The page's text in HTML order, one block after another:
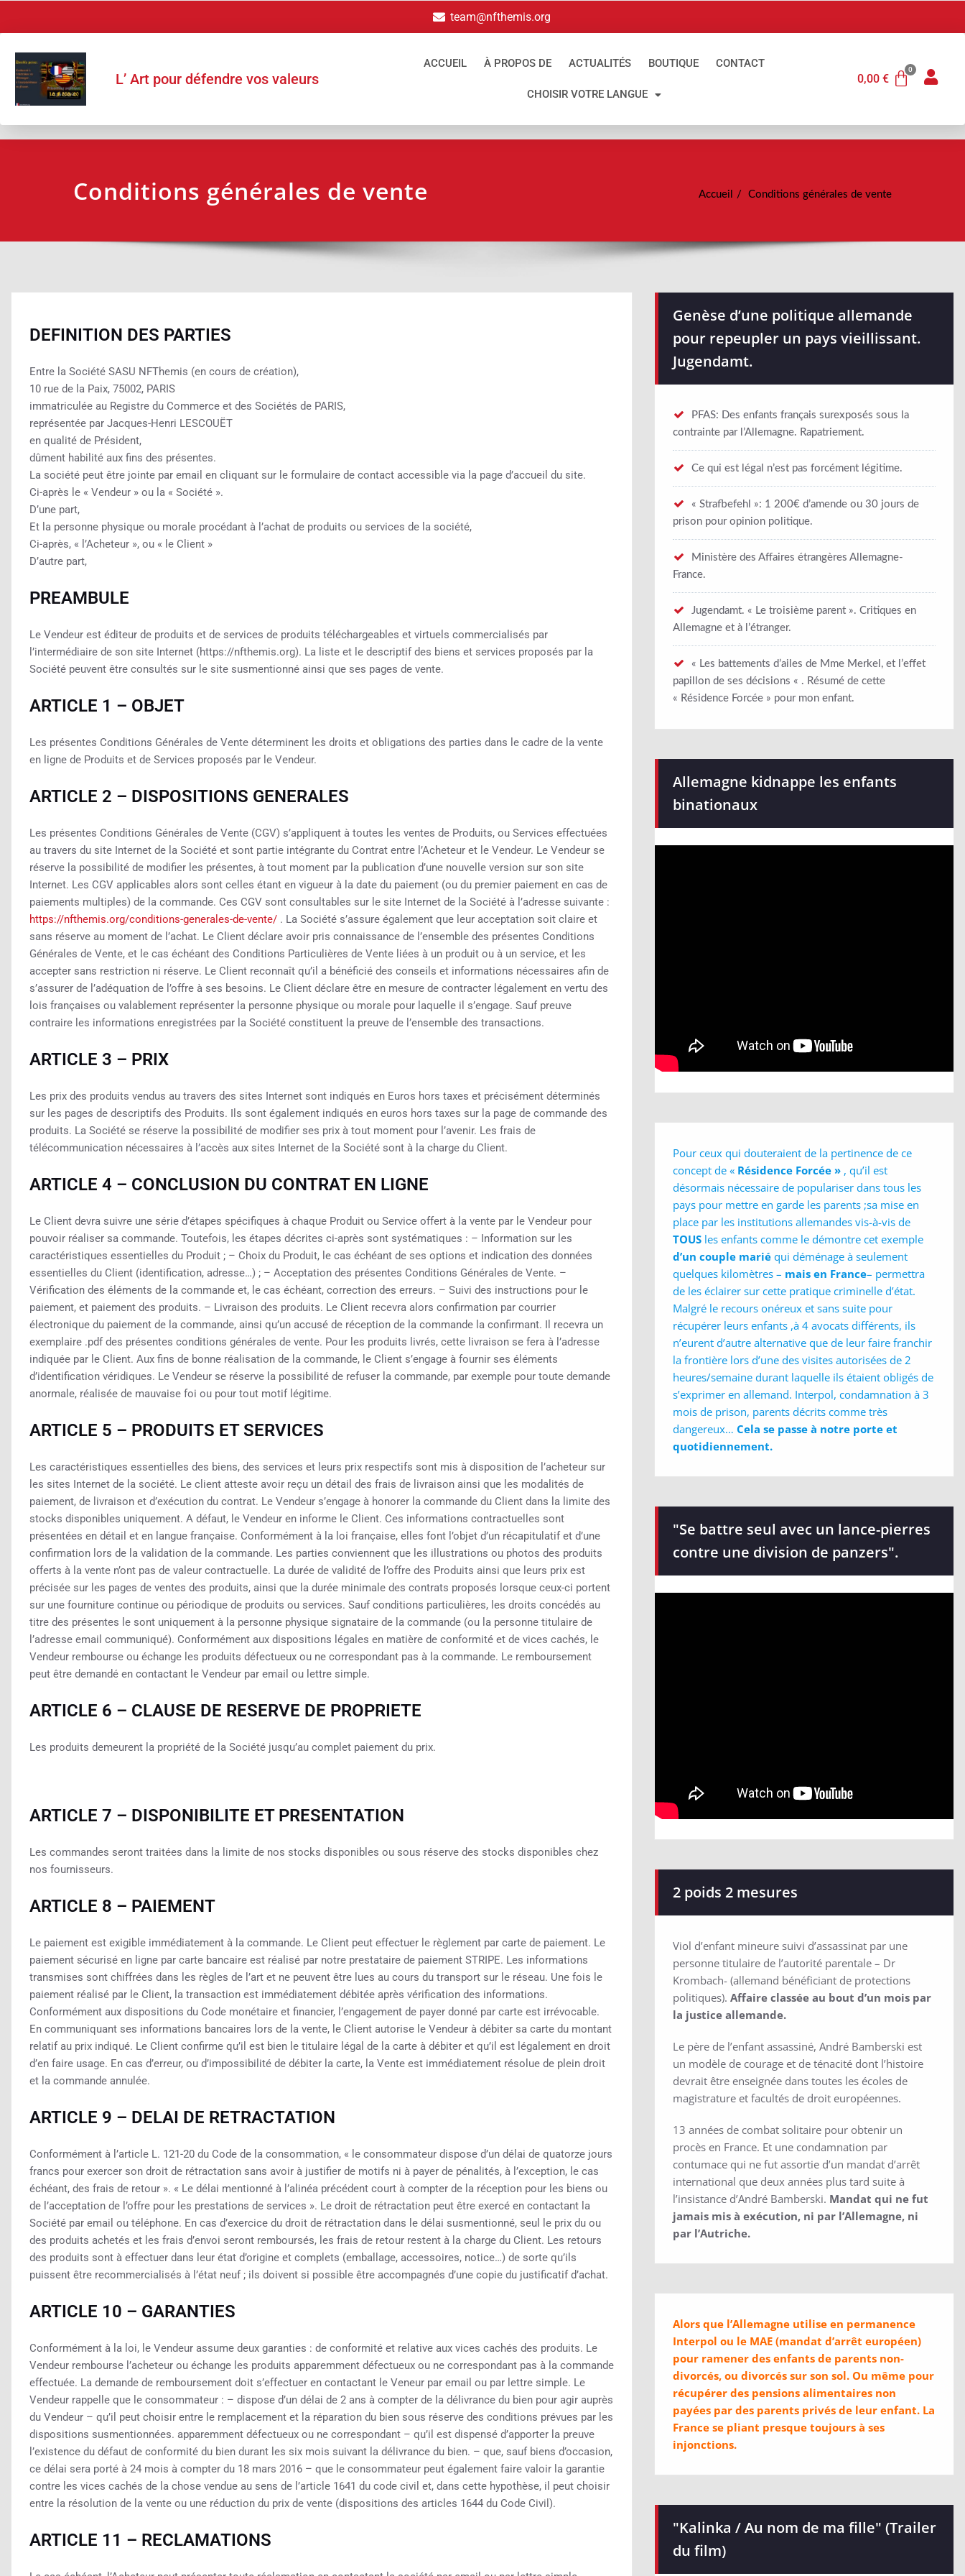
team@nfthemis.org
L’ Art pour défendre vos valeurs
ACCUEIL À PROPOS DE ACTUALITÉS BOUTIQUE CONTACT
CHOISIR VOTRE LANGUE
0,00 €
Conditions générales de vente Accueil Conditions générales de vente
DEFINITION DES PARTIES
Entre la Société SASU NFThemis (en cours de création),
10 rue de la Paix, 75002, PARIS
immatriculée au Registre du Commerce et des Sociétés de PARIS,
représentée par Jacques-Henri LESCOUËT
en qualité de Président,
dûment habilité aux fins des présentes.
La société peut être jointe par email en cliquant sur le formulaire de contact accessible via la page d’accueil du site.
Ci-après le « Vendeur » ou la « Société ».
D’une part,
Et la personne physique ou morale procédant à l’achat de produits ou services de la société,
Ci-après, « l’Acheteur », ou « le Client »
D’autre part,
PREAMBULE
Le Vendeur est éditeur de produits et de services de produits téléchargeables et virtuels commercialisés par
l’intermédiaire de son site Internet (https://nfthemis.org). La liste et le descriptif des biens et services proposés par la
Société peuvent être consultés sur le site susmentionné ainsi que ses pages de vente.
ARTICLE 1 – OBJET
Les présentes Conditions Générales de Vente déterminent les droits et obligations des parties dans le cadre de la vente
en ligne de Produits et de Services proposés par le Vendeur.
ARTICLE 2 – DISPOSITIONS GENERALES
Les présentes Conditions Générales de Vente (CGV) s’appliquent à toutes les ventes de Produits, ou Services effectuées
au travers du site Internet de la Société et sont partie intégrante du Contrat entre l’Acheteur et le Vendeur. Le Vendeur se
réserve la possibilité de modifier les présentes, à tout moment par la publication d’une nouvelle version sur son site
Internet. Les CGV applicables alors sont celles étant en vigueur à la date du paiement (ou du premier paiement en cas de
paiements multiples) de la commande. Ces CGV sont consultables sur le site Internet de la Société à l’adresse suivante :
https://nfthemis.org/conditions-generales-de-vente/ . La Société s’assure également que leur acceptation soit claire et
sans réserve au moment de l’achat. Le Client déclare avoir pris connaissance de l’ensemble des présentes Conditions
Générales de Vente, et le cas échéant des Conditions Particulières de Vente liées à un produit ou à un service, et les
accepter sans restriction ni réserve. Le Client reconnaît qu’il a bénéficié des conseils et informations nécessaires afin de
s’assurer de l’adéquation de l’offre à ses besoins. Le Client déclare être en mesure de contracter légalement en vertu des
lois françaises ou valablement représenter la personne physique ou morale pour laquelle il s’engage. Sauf preuve
contraire les informations enregistrées par la Société constituent la preuve de l’ensemble des transactions.
ARTICLE 3 – PRIX
Les prix des produits vendus au travers des sites Internet sont indiqués en Euros hors taxes et précisément déterminés
sur les pages de descriptifs des Produits. Ils sont également indiqués en euros hors taxes sur la page de commande des
produits. La Société se réserve la possibilité de modifier ses prix à tout moment pour l’avenir. Les frais de
télécommunication nécessaires à l’accès aux sites Internet de la Société sont à la charge du Client.
ARTICLE 4 – CONCLUSION DU CONTRAT EN LIGNE
Le Client devra suivre une série d’étapes spécifiques à chaque Produit ou Service offert à la vente par le Vendeur pour
pouvoir réaliser sa commande. Toutefois, les étapes décrites ci-après sont systématiques : – Information sur les
caractéristiques essentielles du Produit ; – Choix du Produit, le cas échéant de ses options et indication des données
essentielles du Client (identification, adresse…) ; – Acceptation des présentes Conditions Générales de Vente. –
Vérification des éléments de la commande et, le cas échéant, correction des erreurs. – Suivi des instructions pour le
paiement, et paiement des produits. – Livraison des produits. Le Client recevra alors confirmation par courrier
électronique du paiement de la commande, ainsi qu’un accusé de réception de la commande la confirmant. Il recevra un
exemplaire .pdf des présentes conditions générales de vente. Pour les produits livrés, cette livraison se fera à l’adresse
indiquée par le Client. Aux fins de bonne réalisation de la commande, le Client s’engage à fournir ses éléments
d’identification véridiques. Le Vendeur se réserve la possibilité de refuser la commande, par exemple pour toute demande
anormale, réalisée de mauvaise foi ou pour tout motif légitime.
ARTICLE 5 – PRODUITS ET SERVICES
Les caractéristiques essentielles des biens, des services et leurs prix respectifs sont mis à disposition de l’acheteur sur
les sites Internet de la société. Le client atteste avoir reçu un détail des frais de livraison ainsi que les modalités de
paiement, de livraison et d’exécution du contrat. Le Vendeur s’engage à honorer la commande du Client dans la limite des
stocks disponibles uniquement. A défaut, le Vendeur en informe le Client. Ces informations contractuelles sont
présentées en détail et en langue française. Conformément à la loi française, elles font l’objet d’un récapitulatif et d’une
confirmation lors de la validation de la commande. Les parties conviennent que les illustrations ou photos des produits
offerts à la vente n’ont pas de valeur contractuelle. La durée de validité de l’offre des Produits ainsi que leurs prix est
précisée sur les pages de ventes des produits, ainsi que la durée minimale des contrats proposés lorsque ceux-ci portent
sur une fourniture continue ou périodique de produits ou services. Sauf conditions particulières, les droits concédés au
titre des présentes le sont uniquement à la personne physique signataire de la commande (ou la personne titulaire de
l’adresse email communiqué). Conformément aux dispositions légales en matière de conformité et de vices cachés, le
Vendeur rembourse ou échange les produits défectueux ou ne correspondant pas à la commande. Le remboursement
peut être demandé en contactant le Vendeur par email ou lettre simple.
ARTICLE 6 – CLAUSE DE RESERVE DE PROPRIETE
Les produits demeurent la propriété de la Société jusqu’au complet paiement du prix.
ARTICLE 7 – DISPONIBILITE ET PRESENTATION
Les commandes seront traitées dans la limite de nos stocks disponibles ou sous réserve des stocks disponibles chez
nos fournisseurs.
ARTICLE 8 – PAIEMENT
Le paiement est exigible immédiatement à la commande. Le Client peut effectuer le règlement par carte de paiement. Le
paiement sécurisé en ligne par carte bancaire est réalisé par notre prestataire de paiement STRIPE. Les informations
transmises sont chiffrées dans les règles de l’art et ne peuvent être lues au cours du transport sur le réseau. Une fois le
paiement réalisé par le Client, la transaction est immédiatement débitée après vérification des informations.
Conformément aux dispositions du Code monétaire et financier, l’engagement de payer donné par carte est irrévocable.
En communiquant ses informations bancaires lors de la vente, le Client autorise le Vendeur à débiter sa carte du montant
relatif au prix indiqué. Le Client confirme qu’il est bien le titulaire légal de la carte à débiter et qu’il est légalement en droit
d’en faire usage. En cas d’erreur, ou d’impossibilité de débiter la carte, la Vente est immédiatement résolue de plein droit
et la commande annulée.
ARTICLE 9 – DELAI DE RETRACTATION
Conformément à l’article L. 121-20 du Code de la consommation, « le consommateur dispose d’un délai de quatorze jours
francs pour exercer son droit de rétractation sans avoir à justifier de motifs ni à payer de pénalités, à l’exception, le cas
échéant, des frais de retour ». « Le délai mentionné à l’alinéa précédent court à compter de la réception pour les biens ou
de l’acceptation de l’offre pour les prestations de services ». Le droit de rétractation peut être exercé en contactant la
Société par email ou téléphone. En cas d’exercice du droit de rétractation dans le délai susmentionné, seul le prix du ou
des produits achetés et les frais d’envoi seront remboursés, les frais de retour restent à la charge du Client. Les retours
des produits sont à effectuer dans leur état d’origine et complets (emballage, accessoires, notice…) de sorte qu’ils
puissent être recommercialisés à l’état neuf ; ils doivent si possible être accompagnés d’une copie du justificatif d’achat.
ARTICLE 10 – GARANTIES
Conformément à la loi, le Vendeur assume deux garanties : de conformité et relative aux vices cachés des produits. Le
Vendeur rembourse l’acheteur ou échange les produits apparemment défectueux ou ne correspondant pas à la commande
effectuée. La demande de remboursement doit s’effectuer en contactant le Veneur par email ou par lettre simple. Le
Vendeur rappelle que le consommateur : – dispose d’un délai de 2 ans à compter de la délivrance du bien pour agir auprès
du Vendeur – qu’il peut choisir entre le remplacement et la réparation du bien sous réserve des conditions prévues par les
dispositions susmentionnées. apparemment défectueux ou ne correspondant – qu’il est dispensé d’apporter la preuve
l’existence du défaut de conformité du bien durant les six mois suivant la délivrance du bien. – que, sauf biens d’occasion,
ce délai sera porté à 24 mois à compter du 18 mars 2016 – que le consommateur peut également faire valoir la garantie
contre les vices cachés de la chose vendue au sens de l’article 1641 du code civil et, dans cette hypothèse, il peut choisir
entre la résolution de la vente ou une réduction du prix de vente (dispositions des articles 1644 du Code Civil).
ARTICLE 11 – RECLAMATIONS
Genèse d’une politique allemande
pour repeupler un pays vieillissant.
Jugendamt.
PFAS: Des enfants français surexposés sous la
contrainte par l’Allemagne. Rapatriement.
Ce qui est légal n’est pas forcément légitime.
« Strafbefehl »​: 1 200€ d’amende ou 30 jours de
prison pour opinion politique.
Ministère des Affaires étrangères Allemagne-
France.
Jugendamt. « Le troisième parent ». Critiques en
Allemagne et à l’étranger.
« Les battements d’ailes de Mme Merkel, et l’effet
papillon de ses décisions « . Résumé de cette
« Résidence Forcée » pour mon enfant.
Allemagne kidnappe les enfants
binationaux
Pour ceux qui douteraient de la pertinence de ce
concept de « Résidence Forcée » , qu’il est
désormais nécessaire de populariser dans tous les
pays pour mettre en garde les parents ;sa mise en
place par les institutions allemandes vis-à-vis de
TOUS les enfants comme le démontre cet exemple
d’un couple marié qui déménage à seulement
quelques kilomètres – mais en France– permettra
de les éclairer sur cette pratique criminelle d’état.
Malgré le recours onéreux et sans suite pour
récupérer leurs enfants ,à 4 avocats différents, ils
n’eurent d’autre alternative que de leur faire franchir
la frontière lors d’une des visites autorisées de 2
heures/semaine durant laquelle ils étaient obligés de
s’exprimer en allemand. Interpol, condamnation à 3
mois de prison, parents décrits comme très
dangereux… Cela se passe à notre porte et
quotidiennement.
"Se battre seul avec un lance-pierres
contre une division de panzers".
2 poids 2 mesures
Viol d’enfant mineure suivi d’assassinat par une
personne titulaire de l’autorité parentale – Dr
Krombach- (allemand bénéficiant de protections
politiques). Affaire classée au bout d’un mois par
la justice allemande.
Le père de l’enfant assassiné, André Bamberski est
un modèle de courage et de ténacité dont l’histoire
devrait être enseignée dans toutes les écoles de
magistrature et facultés de droit européennes.
13 années de combat solitaire pour obtenir un
procès en France. Et une condamnation par
contumace qui ne fut assortie d’un mandat d’arrêt
international que deux années plus tard suite à
l’insistance d’André Bamberski. Mandat qui ne fut
jamais mis à exécution, ni par l’Allemagne, ni
par l’Autriche.
Alors que l’Allemagne utilise en permanence
Interpol ou le MAE (mandat d’arrêt européen)
pour ramener des enfants de parents non-
divorcés, ou divorcés sur son sol. Ou même pour
récupérer des pensions alimentaires non
payées par des parents privés de leur enfant. La
France se pliant presque toujours à ses
injonctions.
"Kalinka / Au nom de ma fille" (Trailer
du film)